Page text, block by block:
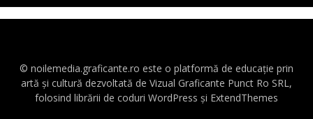
© noilemedia.graficante.ro este o platformă de educație prin
artă și cultură dezvoltată de Vizual Graficante Punct Ro SRL,
folosind librării de coduri WordPress și ExtendThemes